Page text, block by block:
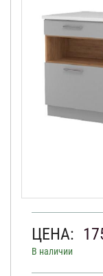
ЦЕНА:
В наличии